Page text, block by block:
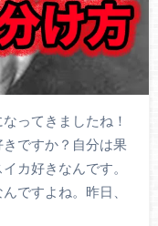
ってきましたね！
ですか？自分は果
カ好きなんです。
ですよね。昨日、